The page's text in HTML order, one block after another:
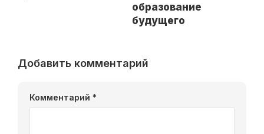
образование
будущего
Добавить комментарий
Комментарий *